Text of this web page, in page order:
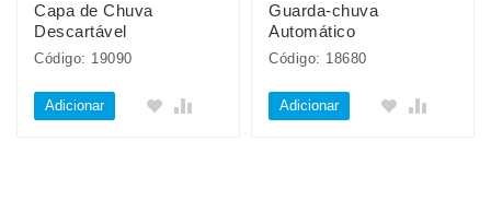
Capa de Chuva
Descartável
Código: 19090
Adicionar
Guarda-chuva
Automático
Código: 18680
Adicionar